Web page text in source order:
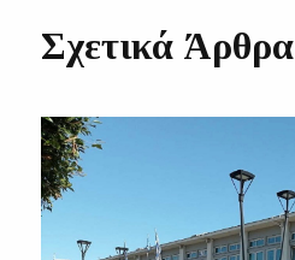
Σχετικά Άρθρα